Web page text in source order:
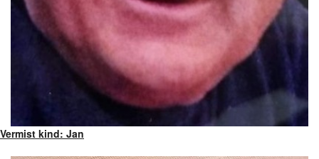
Vermist kind: Jan